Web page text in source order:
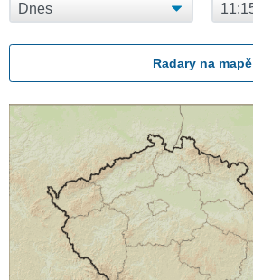
Radary na mapě